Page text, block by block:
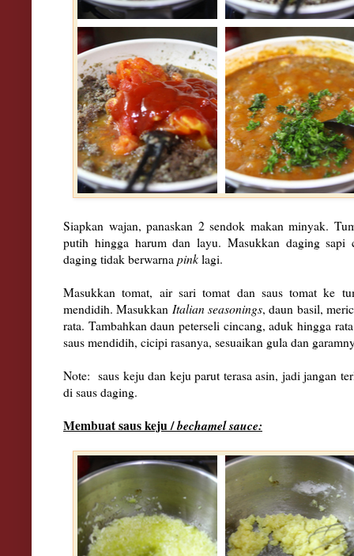
Siapkan wajan, panaskan 2 sendok makan minyak.
putih hingga harum dan layu. Masukkan daging sapi
daging tidak berwarna pinklagi.
Masukkan tomat, air sari tomat dan saus tomat ke
mendidih. Masukkan Italian seasonings, daun basil,
rata. Tambahkan daun peterseli cincang, aduk hingga
saus mendidih, cicipi rasanya, sesuaikan gula dan
Note: saus keju dan keju parut terasa asin, jadi jangan
di saus daging.
Membuat saus keju /bechamel sauce: